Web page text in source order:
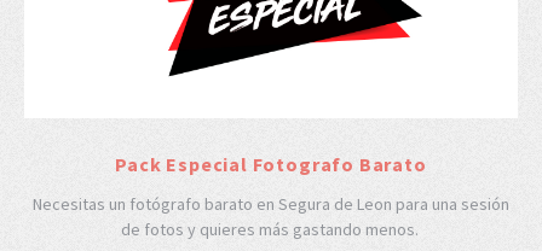
Pack Especial Fotografo Barato
Necesitas un fotógrafo barato en Segura de Leon para una sesión
de fotos y quieres más gastando menos.